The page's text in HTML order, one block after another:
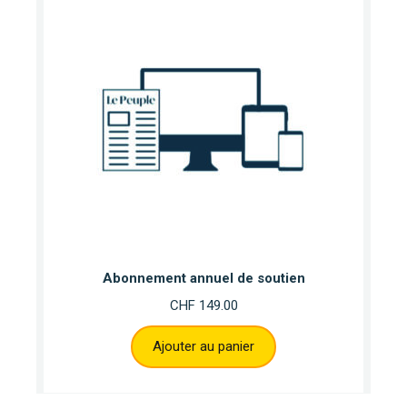
Abonnement annuel de soutien
CHF149.00
Ajouter au panier